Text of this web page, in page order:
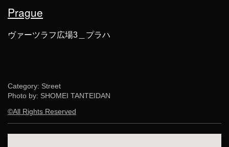
Prague
ヴァーツラフ広場3＿プラハ
Category: Street
Photo by: SHOMEI TANTEIDAN
©All Rights Reserved